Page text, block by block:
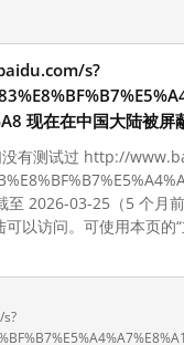
s?
现在在中国大陆被屏
没有测试过 http://
至 2026-03-25（5 个月
以访问。可使用本页的